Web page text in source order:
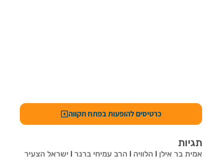
כרטיסים להופעות בפתח תקווה
תגיות
אמית בר אילן הלוויה הרב עמיחי ברנר ישראל הצעיר